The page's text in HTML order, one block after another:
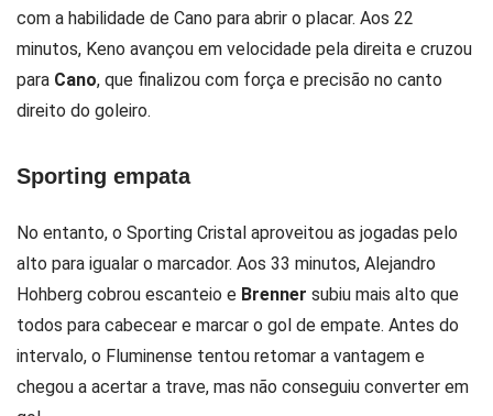
com a habilidade de Cano para abrir o placar. Aos 22
minutos, Keno avançou em velocidade pela direita e cruzou
para Cano, que finalizou com força e precisão no canto
direito do goleiro.
Sporting empata
No entanto, o Sporting Cristal aproveitou as jogadas pelo
alto para igualar o marcador. Aos 33 minutos, Alejandro
Hohberg cobrou escanteio e Brenner subiu mais alto que
todos para cabecear e marcar o gol de empate. Antes do
intervalo, o Fluminense tentou retomar a vantagem e
chegou a acertar a trave, mas não conseguiu converter em